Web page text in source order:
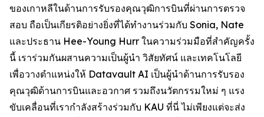
ของเกาหลีในด้านการรับรองคุณวุฒิการบินที่ผ่านการตรวจ
สอบ ถือเป็นเกียรติอย่างยิ่งที่ได้ทำงานร่วมกับ Sonia, Nate
และประธาน Hee-Young Hurr ในความร่วมมือที่สำคัญครั้ง
นี้ เราร่วมกันผสานความเป็นผู้นำ วิสัยทัศน์ และเทคโนโลยี
เพื่อวางตำแหน่งให้ Datavault AI เป็นผู้นำด้านการรับรอง
คุณวุฒิด้านการบินและอวกาศ รวมถึงนวัตกรรมใหม่ ๆ แรง
ขับเคลื่อนที่เรากำลังสร้างร่วมกับ KAU ที่นี่ ไม่เพียงแต่จะส่ง